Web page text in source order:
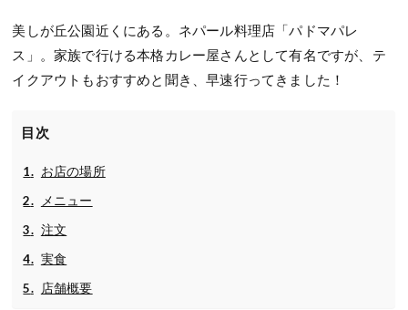
美しが丘公園近くにある。ネパール料理店「パドマパレ
ス」。家族で行ける本格カレー屋さんとして有名ですが、テ
イクアウトもおすすめと聞き、早速行ってきました！
目次
お店の場所
メニュー
注文
実食
店舗概要